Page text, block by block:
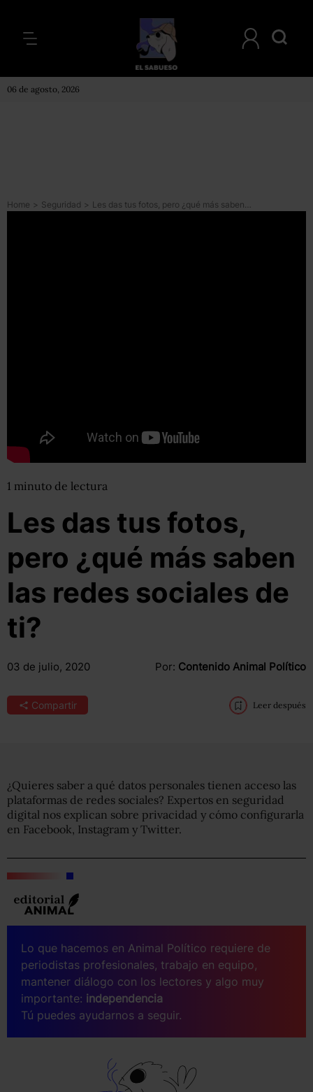
06 de agosto, 2026
Home > Seguridad > Les das tus fotos, pero ¿qué más saben las redes sociales de ti?
1 minuto de lectura
Les das tus fotos,
pero ¿qué más saben
las redes sociales de
ti?
03 de julio, 2020 Por: Contenido Animal Político
Compartir Leer después
¿Quieres saber a qué datos personales tienen acceso las
plataformas de redes sociales? Expertos en seguridad
digital nos explican sobre privacidad y cómo configurarla
en Facebook, Instagram y Twitter.
Lo que hacemos en Animal Político requiere de
periodistas profesionales, trabajo en equipo,
mantener diálogo con los lectores y algo muy
importante: independencia
Tú puedes ayudarnos a seguir.